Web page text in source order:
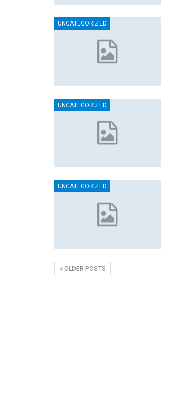
UNCATEGORIZED
UNCATEGORIZED
UNCATEGORIZED
OLDER POSTS